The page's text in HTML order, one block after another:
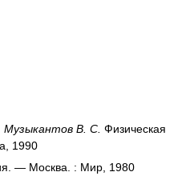
Музыкантов В. С. Физическая
1990
— Москва. : Мир, 1980